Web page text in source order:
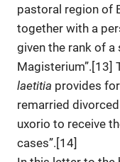
pastoral region of
together with a
given the rank of a
Magisterium”.[13]
laetitia provides
remarried
uxorio to receive
cases”.[14]